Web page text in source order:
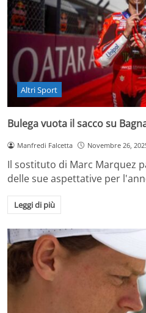
Altri Sport
Bulega vuota il sacco su
Manfredi Falcetta Novembre 26,
Il sostituto di Marc Marquez
delle sue aspettative per
Leggi di più